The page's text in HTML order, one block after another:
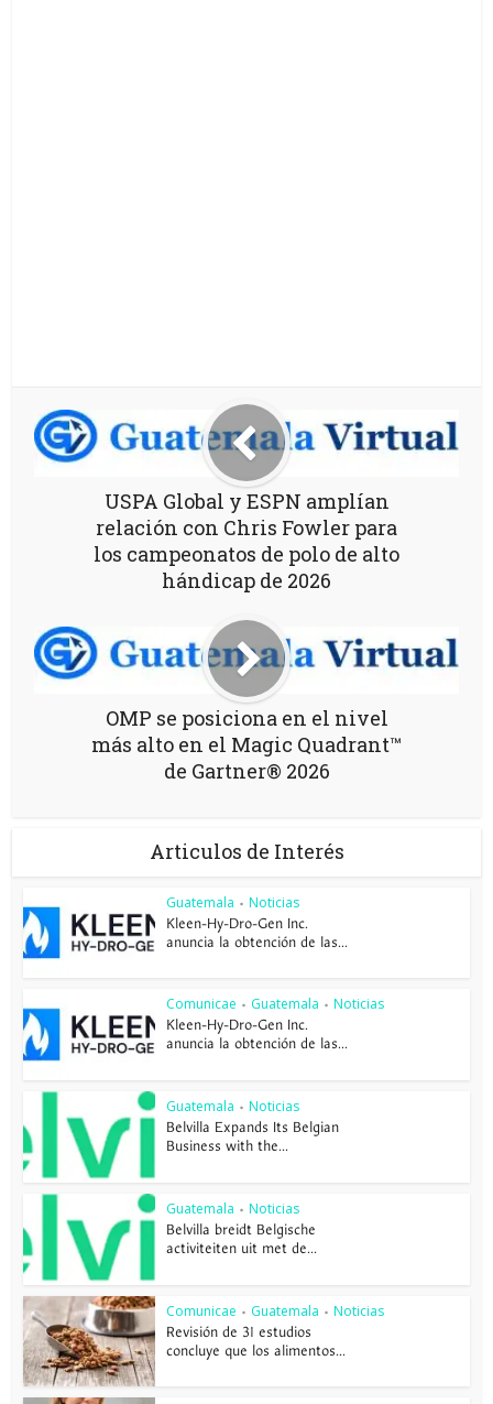
USPA Global y ESPN amplían
relación con Chris Fowler para
los campeonatos de polo de alto
hándicap de 2026
OMP se posiciona en el nivel
más alto en el Magic Quadrant™
de Gartner® 2026
Articulos de Interés
Guatemala • Noticias
Kleen-Hy-Dro-Gen Inc.
anuncia la obtención de las...
Comunicae • Guatemala • Noticias
Kleen-Hy-Dro-Gen Inc.
anuncia la obtención de las...
Guatemala • Noticias
Belvilla Expands Its Belgian
Business with the...
Guatemala • Noticias
Belvilla breidt Belgische
activiteiten uit met de...
Comunicae • Guatemala • Noticias
Revisión de 31 estudios
concluye que los alimentos...